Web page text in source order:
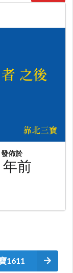
發佈於
年前
1611